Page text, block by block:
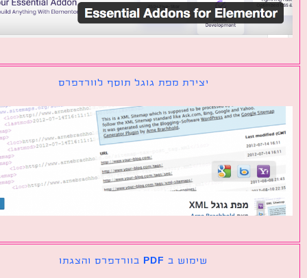
יצירת מפת גוגל תוסף לוורדפרס
שימוש ב PDF בוורדפרס והצגתו